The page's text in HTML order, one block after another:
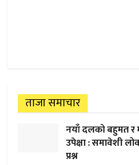
ताजा समाचार
नयाँ दलको बहुमत
उपेक्षा : समावेशी
प्रश्न